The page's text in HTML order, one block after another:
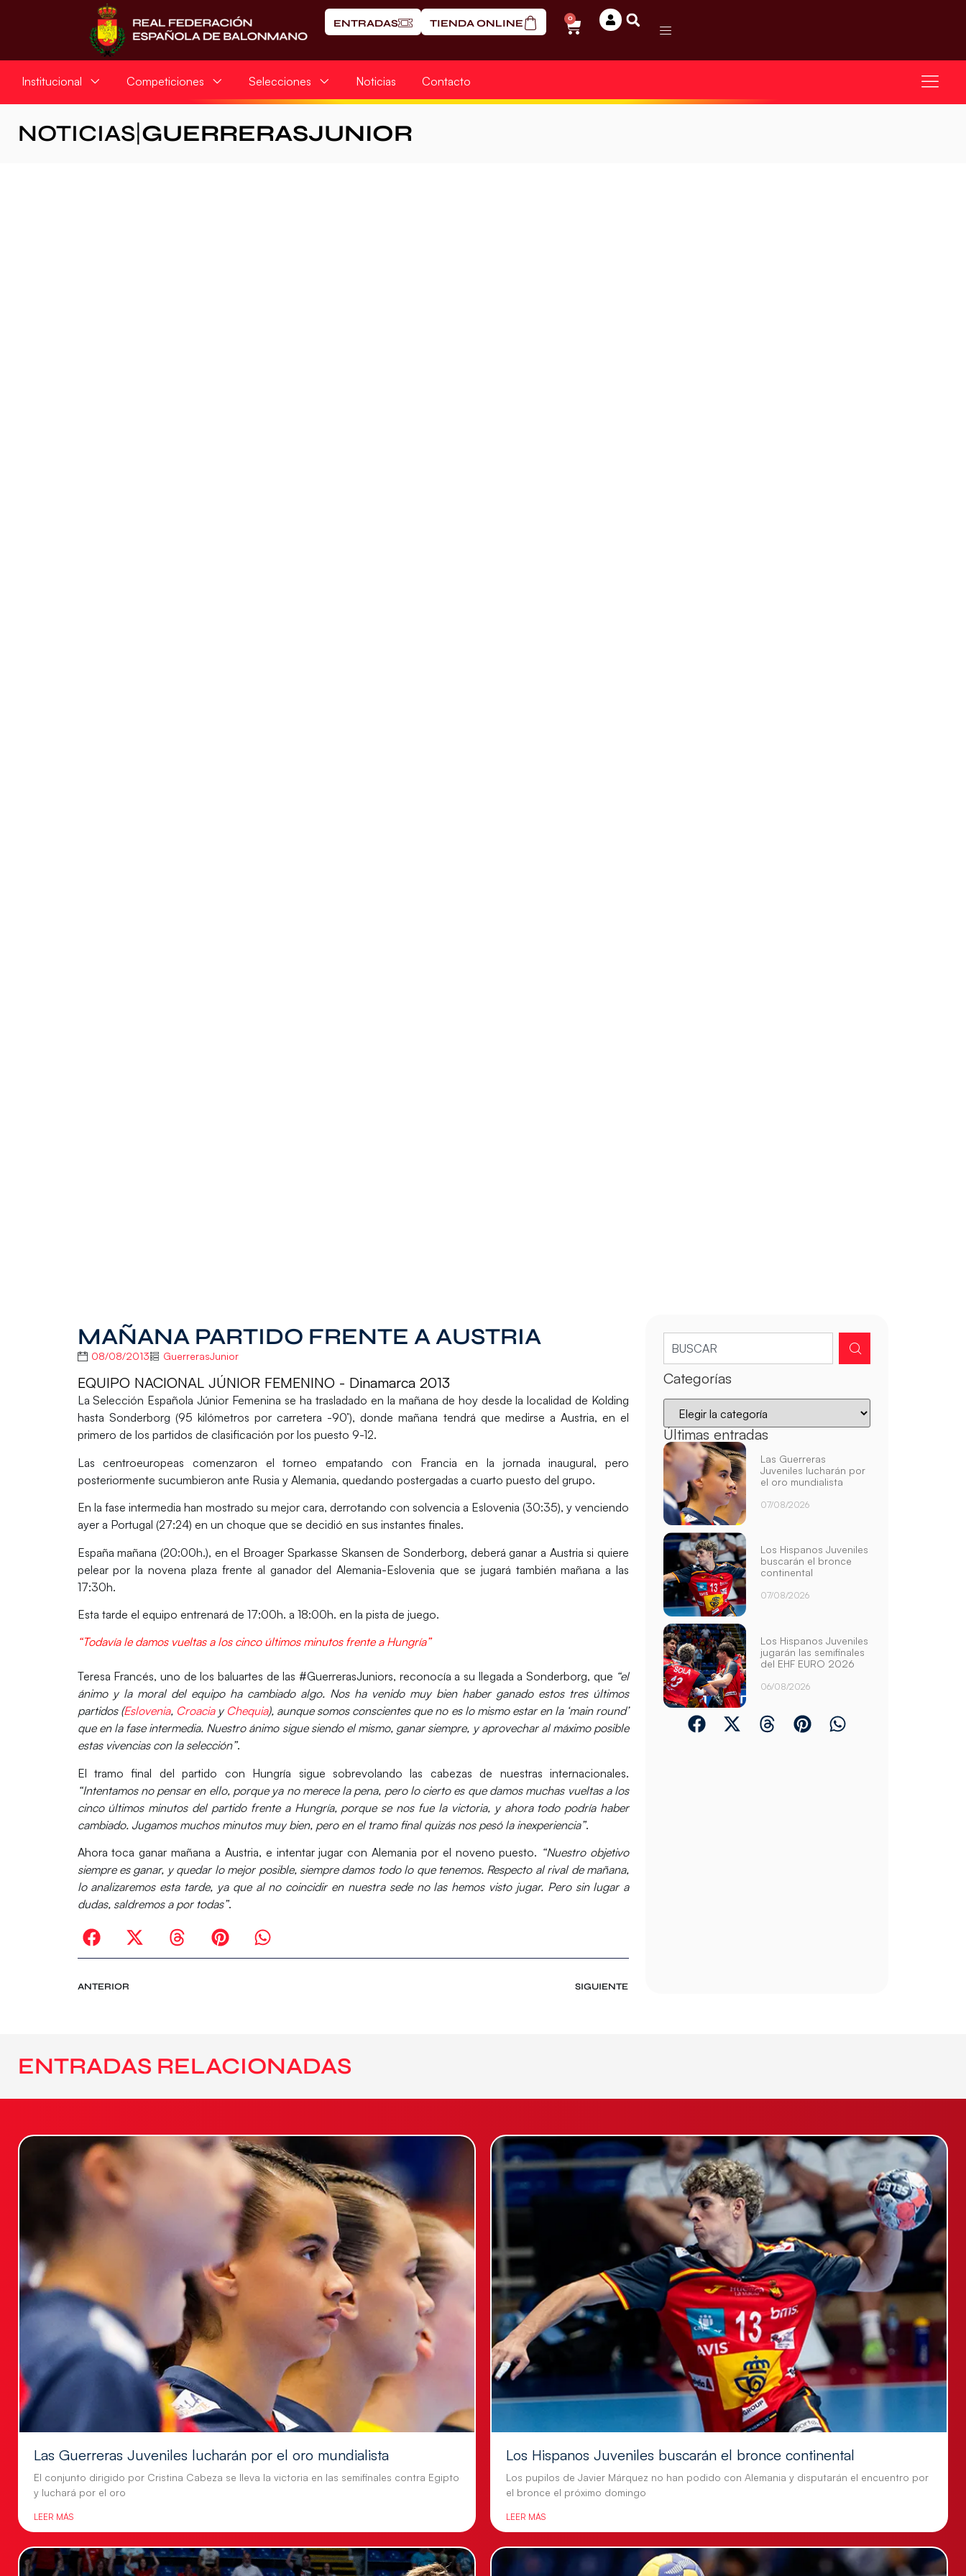
ENTRADAS TIENDA ONLINE 0
Institucional Competiciones Selecciones Noticias Contacto
NOTICIAS GUERRERASJUNIOR
MAÑANA PARTIDO FRENTE A AUSTRIA
08/08/2013 GuerrerasJunior
EQUIPO NACIONAL JÚNIOR FEMENINO - Dinamarca 2013
La Selección Española Júnior Femenina se ha trasladado en la mañana de hoy desde la localidad de Kolding
hasta Sonderborg (95 kilómetros por carretera -90’), donde mañana tendrá que medirse a Austria, en el
primero de los partidos de clasificación por los puesto 9-12.
Las centroeuropeas comenzaron el torneo empatando con Francia en la jornada inaugural, pero
posteriormente sucumbieron ante Rusia y Alemania, quedando postergadas a cuarto puesto del grupo.
En la fase intermedia han mostrado su mejor cara, derrotando con solvencia a Eslovenia (30:35), y venciendo
ayer a Portugal (27:24) en un choque que se decidió en sus instantes finales.
España mañana (20:00h.), en el Broager Sparkasse Skansen de Sonderborg, deberá ganar a Austria si quiere
pelear por la novena plaza frente al ganador del Alemania-Eslovenia que se jugará también mañana a las
17:30h.
Esta tarde el equipo entrenará de 17:00h. a 18:00h. en la pista de juego.
“Todavía le damos vueltas a los cinco últimos minutos frente a Hungría”
Teresa Francés, uno de los baluartes de las #GuerrerasJuniors, reconocía a su llegada a Sonderborg, que “el
ánimo y la moral del equipo ha cambiado algo. Nos ha venido muy bien haber ganado estos tres últimos
partidos (Eslovenia, Croacia y Chequia), aunque somos conscientes que no es lo mismo estar en la ‘main round’
que en la fase intermedia. Nuestro ánimo sigue siendo el mismo, ganar siempre, y aprovechar al máximo posible
estas vivencias con la selección”.
El tramo final del partido con Hungría sigue sobrevolando las cabezas de nuestras internacionales.
“Intentamos no pensar en ello, porque ya no merece la pena, pero lo cierto es que damos muchas vueltas a los
cinco últimos minutos del partido frente a Hungría, porque se nos fue la victoria, y ahora todo podría haber
cambiado. Jugamos muchos minutos muy bien, pero en el tramo final quizás nos pesó la inexperiencia”.
Ahora toca ganar mañana a Austria, e intentar jugar con Alemania por el noveno puesto. “Nuestro objetivo
siempre es ganar, y quedar lo mejor posible, siempre damos todo lo que tenemos. Respecto al rival de mañana,
lo analizaremos esta tarde, ya que al no coincidir en nuestra sede no las hemos visto jugar. Pero sin lugar a
dudas, saldremos a por todas”.
ANTERIOR SIGUIENTE
Categorías
Últimas entradas
Las Guerreras
Juveniles lucharán por
el oro mundialista
07/08/2026
Los Hispanos Juveniles
buscarán el bronce
continental
07/08/2026
Los Hispanos Juveniles
jugarán las semifinales
del EHF EURO 2026
06/08/2026
ENTRADAS RELACIONADAS
Las Guerreras Juveniles lucharán por el oro mundialista
El conjunto dirigido por Cristina Cabeza se lleva la victoria en las semifinales contra Egipto
y luchará por el oro
LEER MÁS
Los Hispanos Juveniles buscarán el bronce continental
Los pupilos de Javier Márquez no han podido con Alemania y disputarán el encuentro por
el bronce el próximo domingo
LEER MÁS